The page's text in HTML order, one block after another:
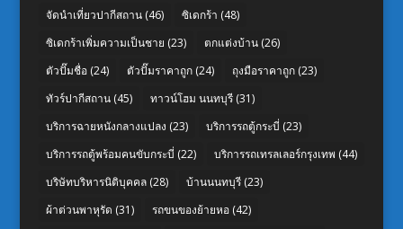
จัดนำเที่ยวปากีสถาน(46) ซิเดกร้า (48)
ซิเดกร้าเพิ่มความเป็นชาย (23) ตกแต่งบ้าน(26)
ตัวปั๊มชื่อ(24) ตัวปั๊มราคาถูก(24) ถุงมือราคาถูก(23)
ทัวร์ปากีสถาน(45) ทาวน์โฮม นนทบุรี(31)
บริการฉายหนังกลางแปลง (23) บริการรถตู้กระบี่ (23)
บริการรถตู้พร้อมคนขับกระบี่ (22) บริการรถเทรลเลอร์กรุงเทพ (44)
บริษัทบริหารนิติบุคคล(28) บ้านนนทบุรี(23)
ผ้าต่วนพาหุรัด (31) รถขนของย้ายหอ(42)